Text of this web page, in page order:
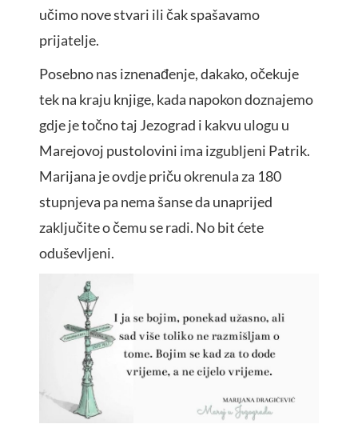
učimo nove stvari ili čak spašavamo
prijatelje.
Posebno nas iznenađenje, dakako, očekuje
tek na kraju knjige, kada napokon doznajemo
gdje je točno taj Jezograd i kakvu ulogu u
Marejovoj pustolovini ima izgubljeni Patrik.
Marijana je ovdje priču okrenula za 180
stupnjeva pa nema šanse da unaprijed
zaključite o čemu se radi. No bit ćete
oduševljeni.